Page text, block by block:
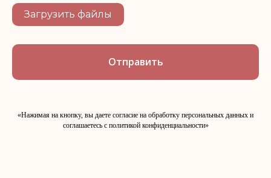
Загрузить файлы
Отправить
«Нажимая на кнопку, вы даете согласие на обработку персональных данных и
соглашаетесь c политикой конфиденциальности»